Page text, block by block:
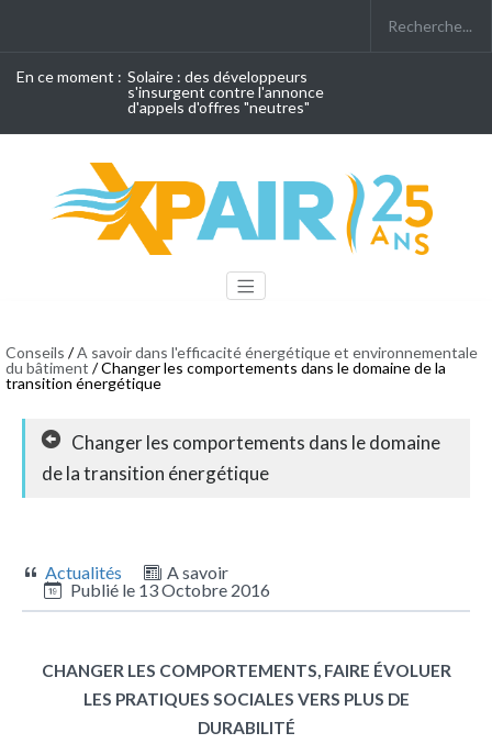
En ce moment : Solaire : des développeurs
s'insurgent contre l'annonce
d'appels d'offres "neutres"
Conseils /A savoir dans l'efficacité énergétique et environnementale
du bâtiment / Changer les comportements dans le domaine de la
transition énergétique
Changer les comportements dans le domaine
de la transition énergétique
Actualités
A savoir
Publié le 13 Octobre 2016
CHANGER LES COMPORTEMENTS, FAIRE ÉVOLUER
LES PRATIQUES SOCIALES VERS PLUS DE
DURABILITÉ